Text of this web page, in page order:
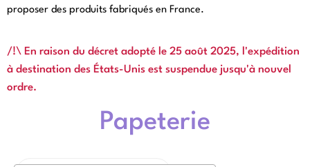
Cliquez ici
proposer des produits fabriqués en France.
/!\ En raison du décret adopté le 25 août 2025, l'expédition
à destination des États-Unis est suspendue jusqu'à nouvel
ordre.
Papeterie